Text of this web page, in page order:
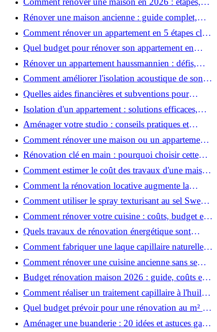
coûts et conseils ?
Rénover une maison ancienne : guide complet,
étapes, budget et astuces
Comment rénover un appartement en 5 étapes clés
?
Quel budget pour rénover son appartement en
2026 ?
Rénover un appartement haussmannien : défis,
conseils pratiques et estimation des prix
Comment améliorer l'isolation acoustique de son
appartement ?
Quelles aides financières et subventions pour
rénover votre appartement en 2026 ?
Isolation d'un appartement : solutions efficaces,
prix et conseils
Aménager votre studio : conseils pratiques et
erreurs à éviter
Comment rénover une maison ou un appartement
avec 50 000 € : budget, étapes et astuces ?
Rénovation clé en main : pourquoi choisir cette
solution et à quoi faire attention ?
Comment estimer le coût des travaux d'une maison
?
Comment la rénovation locative augmente la
rentabilité de votre parc immobilier ?
Comment utiliser le spray texturisant au sel Sweet
Salt pour des cheveux effet plage ?
Comment rénover votre cuisine : coûts, budget et
astuces bois ?
Quels travaux de rénovation énergétique sont
éligibles à MaPrimeRénov' ?
Comment fabriquer une laque capillaire naturelle
maison ?
Comment rénover une cuisine ancienne sans se
ruiner ?
Budget rénovation maison 2026 : guide, coûts et
astuces
Comment réaliser un traitement capillaire à l'huile
maison efficace ?
Quel budget prévoir pour une rénovation au m² en
2026 ?
Aménager une buanderie : 20 idées et astuces gain